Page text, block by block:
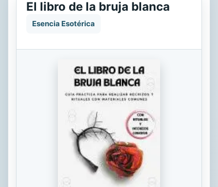
El libro de la bruja blanca
Esencia Esotérica